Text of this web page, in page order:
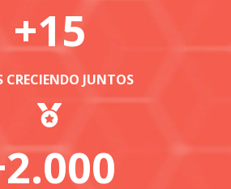
+15
CRECIENDO JUNTOS
2.000